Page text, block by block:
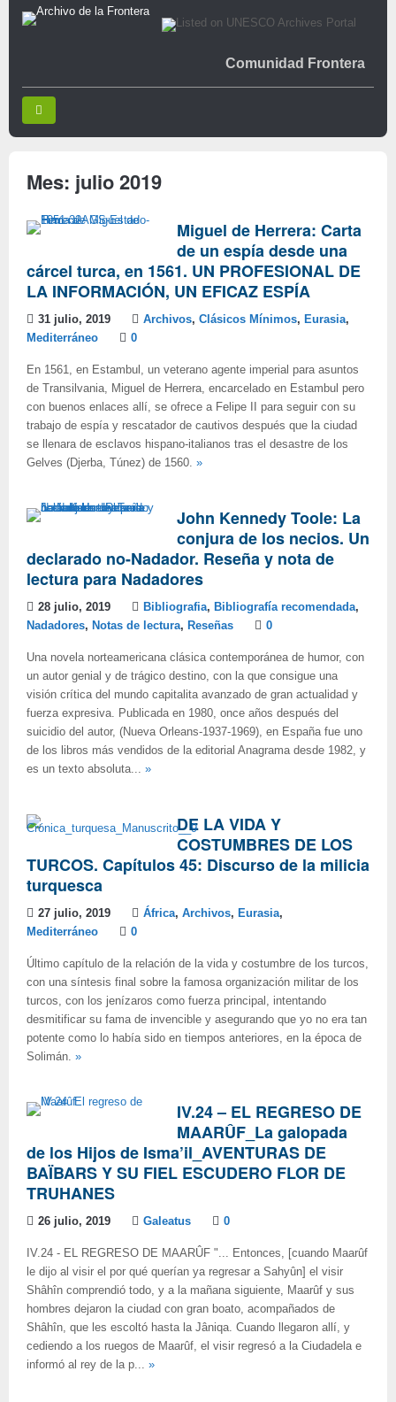
Comunidad Frontera
Mes: julio 2019
Miguel de Herrera: Carta
de un espía desde una
cárcel turca, en 1561. UN PROFESIONAL DE
LA INFORMACIÓN, UN EFICAZ ESPÍA
31 julio, 2019 Archivos, Clásicos Mínimos, Eurasia,
Mediterráneo
0
En 1561, en Estambul, un veterano agente imperial para asuntos
de Transilvania, Miguel de Herrera, encarcelado en Estambul pero
con buenos enlaces allí, se ofrece a Felipe II para seguir con su
trabajo de espía y rescatador de cautivos después que la ciudad
se llenara de esclavos hispano-italianos tras el desastre de los
Gelves (Djerba, Túnez) de 1560. »
John Kennedy Toole: La
conjura de los necios. Un
declarado no-Nadador. Reseña y nota de
lectura para Nadadores
28 julio, 2019 Bibliografia, Bibliografía recomendada,
Nadadores, Notas de lectura, Reseñas 0
Una novela norteamericana clásica contemporánea de humor, con
un autor genial y de trágico destino, con la que consigue una
visión crítica del mundo capitalita avanzado de gran actualidad y
fuerza expresiva. Publicada en 1980, once años después del
suicidio del autor, (Nueva Orleans-1937-1969), en España fue uno
de los libros más vendidos de la editorial Anagrama desde 1982, y
es un texto absoluta... »
DE LA VIDA Y
COSTUMBRES DE LOS
TURCOS. Capítulos 45: Discurso de la milicia
turquesca
27 julio, 2019 África, Archivos, Eurasia,
Mediterráneo
0
Último capítulo de la relación de la vida y costumbre de los turcos,
con una síntesis final sobre la famosa organización militar de los
turcos, con los jenízaros como fuerza principal, intentando
desmitificar su fama de invencible y asegurando que yo no era tan
potente como lo había sido en tiempos anteriores, en la época de
Solimán. »
IV.24 – EL REGRESO DE
MAARÛF_La galopada
de los Hijos de Isma’il_AVENTURAS DE
BAÏBARS Y SU FIEL ESCUDERO FLOR DE
TRUHANES
26 julio, 2019 Galeatus 0
IV.24 - EL REGRESO DE MAARÛF "... Entonces, [cuando Maarûf
le dijo al visir el por qué querían ya regresar a Sahyûn] el visir
Shâhîn comprendió todo, y a la mañana siguiente, Maarûf y sus
hombres dejaron la ciudad con gran boato, acompañados de
Shâhîn, que les escoltó hasta la Jâniqa. Cuando llegaron allí, y
cediendo a los ruegos de Maarûf, el visir regresó a la Ciudadela e
informó al rey de la p... »